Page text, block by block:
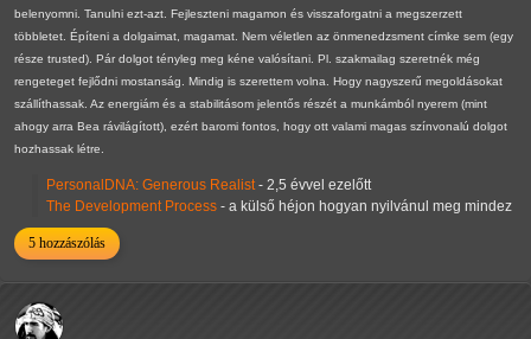
belenyomni. Tanulni ezt-azt. Fejleszteni magamon és visszaforgatni a megszerzett
többletet. Építeni a dolgaimat, magamat. Nem véletlen az önmenedzsment címke sem (egy
része trusted). Pár dolgot tényleg meg kéne valósítani. Pl. szakmailag szeretnék még
rengeteget fejlődni mostanság. Mindig is szerettem volna. Hogy nagyszerű megoldásokat
szállíthassak. Az energiám és a stabilitásom jelentős részét a munkámból nyerem (mint
ahogy arra Bea rávilágított), ezért baromi fontos, hogy ott valami magas színvonalú dolgot
hozhassak létre.
PersonalDNA: Generous Realist- 2,5 évvel ezelőtt
The Development Process - a külső héjon hogyan nyilvánul meg mindez
5 hozzászólás